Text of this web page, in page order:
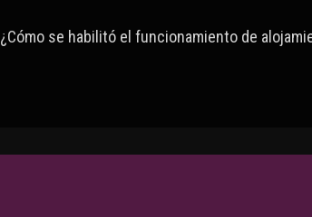
¿Cómo se habilitó el funcionamiento de